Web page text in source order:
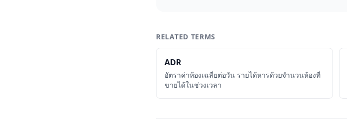
RELATED TERMS
ADR
อัตราค่าห้องเฉลี่ยต่อวัน รายได้หารด้วยจำนวนห้องที่
ขายได้ในช่วงเวลา